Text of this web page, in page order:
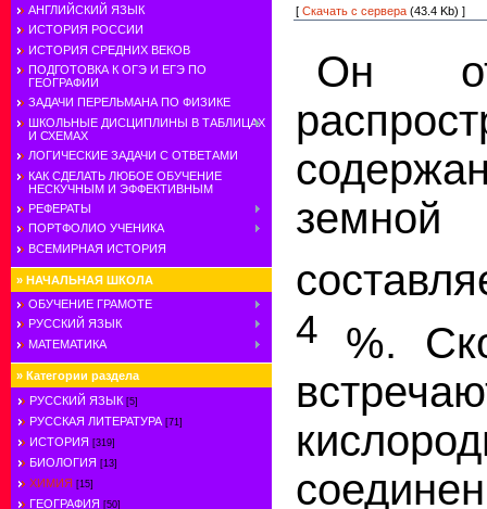
АНГЛИЙСКИЙ ЯЗЫК
ИСТОРИЯ РОССИИ
ИСТОРИЯ СРЕДНИХ ВЕКОВ
ПОДГОТОВКА К ОГЭ И ЕГЭ ПО
ГЕОГРАФИИ
ЗАДАЧИ ПЕРЕЛЬМАНА ПО ФИЗИКЕ
ШКОЛЬНЫЕ ДИСЦИПЛИНЫ В ТАБЛИЦАХ
И СХЕМАХ
ЛОГИЧЕСКИЕ ЗАДАЧИ С ОТВЕТАМИ
КАК СДЕЛАТЬ ЛЮБОЕ ОБУЧЕНИЕ
НЕСКУЧНЫМ И ЭФФЕКТИВНЫМ
РЕФЕРАТЫ
ПОРТФОЛИО УЧЕНИКА
ВСЕМИРНАЯ ИСТОРИЯ
» НАЧАЛЬНАЯ ШКОЛА
ОБУЧЕНИЕ ГРАМОТЕ
РУССКИЙ ЯЗЫК
МАТЕМАТИКА
» Категории раздела
РУССКИЙ ЯЗЫК [5]
РУССКАЯ ЛИТЕРАТУРА [71]
ИСТОРИЯ [319]
БИОЛОГИЯ [13]
ХИМИЯ [15]
ГЕОГРАФИЯ [50]
[ Скачать с сервера (43.4 Kb) ]
Он
4 %.